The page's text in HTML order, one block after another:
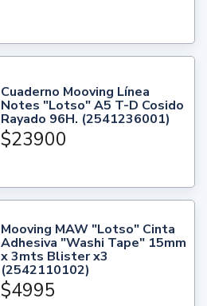
Cuaderno Mooving Línea
Notes "Lotso" A5 T-D Cosido
Rayado 96H. (2541236001)
$23900
Mooving MAW "Lotso" Cinta
Adhesiva "Washi Tape" 15mm
x 3mts Blister x3
(2542110102)
$4995